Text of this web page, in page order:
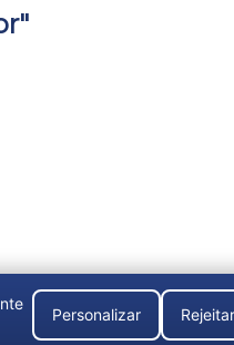
Personalizar